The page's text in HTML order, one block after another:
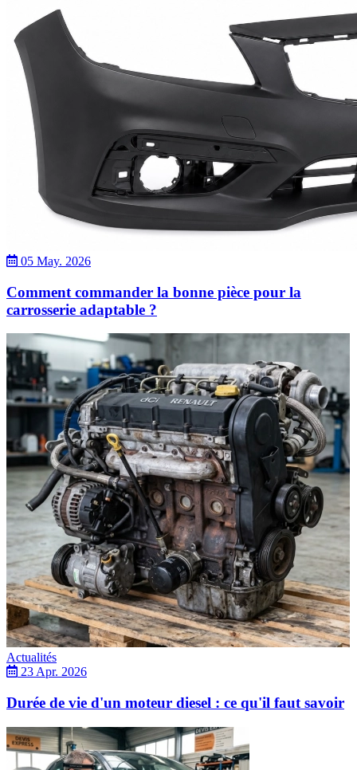
05 May. 2026
Comment commander la bonne pièce pour la
carrosserie adaptable ?
Actualités
23 Apr. 2026
Durée de vie d'un moteur diesel : ce qu'il faut savoir